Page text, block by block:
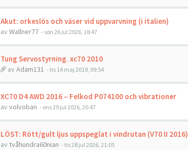
Akut: orkeslös och väser vid uppvarvning (i italien)
av Wallner77 - sön 26 jul 2026, 18:47
Tung Servostyrning. xc70 2010
av Adam131 - tis 14 maj 2019, 09:54
XC70 D4 AWD 2016 – Felkod P074100 och vibrationer
av volvoban - ons 29 jul 2026, 20:47
LÖST: Rött/gult ljus uppspeglat i vindrutan (V70 II 2016)
av tvåhundra60nian - tis 28 jul 2026, 21:05